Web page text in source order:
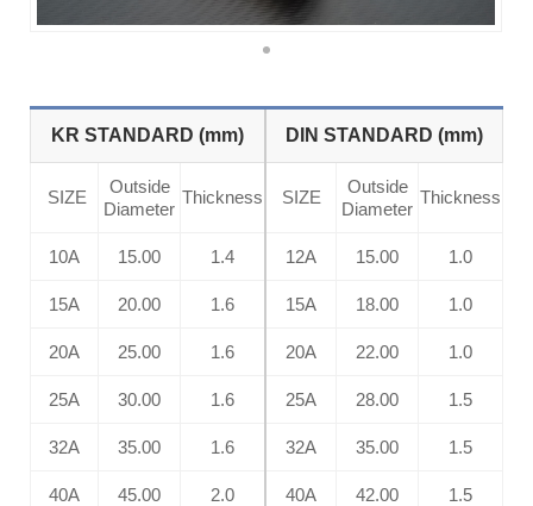
KR STANDARD (mm) DIN STANDARD (mm)
SIZE
Outside
Diameter
Thickness SIZE
Outside
Diameter
Thickness
10A 15.00 1.4 12A 15.00 1.0
15A 20.00 1.6 15A 18.00 1.0
20A 25.00 1.6 20A 22.00 1.0
25A 30.00 1.6 25A 28.00 1.5
32A 35.00 1.6 32A 35.00 1.5
40A 45.00 2.0 40A 42.00 1.5